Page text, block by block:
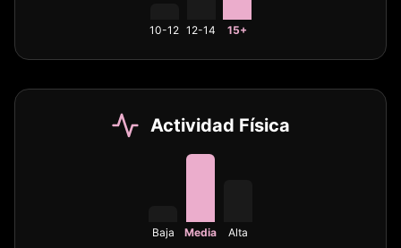
10-12 12-14 15+
Actividad Física
Baja Media Alta